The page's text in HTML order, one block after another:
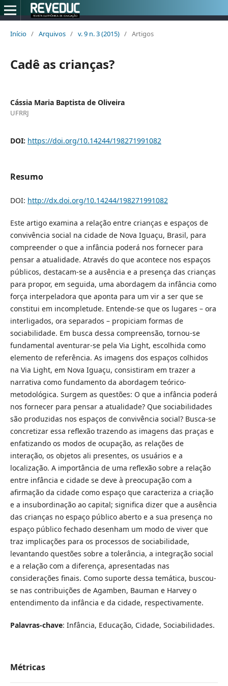
Início / Arquivos / v. 9 n. 3 (2015) / Artigos
Cadê as crianças?
Cássia Maria Baptista de Oliveira
UFRRJ
DOI: https://doi.org/10.14244/198271991082
Resumo
DOI: http://dx.doi.org/10.14244/198271991082
Este artigo examina a relação entre crianças e espaços de
convivência social na cidade de Nova Iguaçu, Brasil, para
compreender o que a infância poderá nos fornecer para
pensar a atualidade. Através do que acontece nos espaços
públicos, destacam-se a ausência e a presença das crianças
para propor, em seguida, uma abordagem da infância como
força interpeladora que aponta para um vir a ser que se
constitui em incompletude. Entende-se que os lugares – ora
interligados, ora separados – propiciam formas de
sociabilidade. Em busca dessa compreensão, tornou-se
fundamental aventurar-se pela Via Light, escolhida como
elemento de referência. As imagens dos espaços colhidos
na Via Light, em Nova Iguaçu, consistiram em trazer a
narrativa como fundamento da abordagem teórico-
metodológica. Surgem as questões: O que a infância poderá
nos fornecer para pensar a atualidade? Que sociabilidades
são produzidas nos espaços de convivência social? Busca-se
concretizar essa reflexão trazendo as imagens das praças e
enfatizando os modos de ocupação, as relações de
interação, os objetos ali presentes, os usuários e a
localização. A importância de uma reflexão sobre a relação
entre infância e cidade se deve à preocupação com a
afirmação da cidade como espaço que caracteriza a criação
e a insubordinação ao capital; significa dizer que a ausência
das crianças no espaço público aberto e a sua presença no
espaço público fechado desenham um modo de viver que
traz implicações para os processos de sociabilidade,
levantando questões sobre a tolerância, a integração social
e a relação com a diferença, apresentadas nas
considerações finais. Como suporte dessa temática, buscou-
se nas contribuições de Agamben, Bauman e Harvey o
entendimento da infância e da cidade, respectivamente.
Palavras-chave: Infância, Educação, Cidade, Sociabilidades.
Métricas